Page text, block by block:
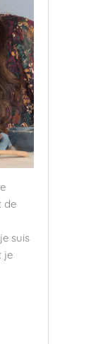
de
suis
je